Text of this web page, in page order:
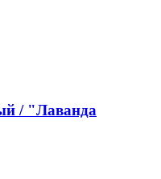
/ "Лаванда